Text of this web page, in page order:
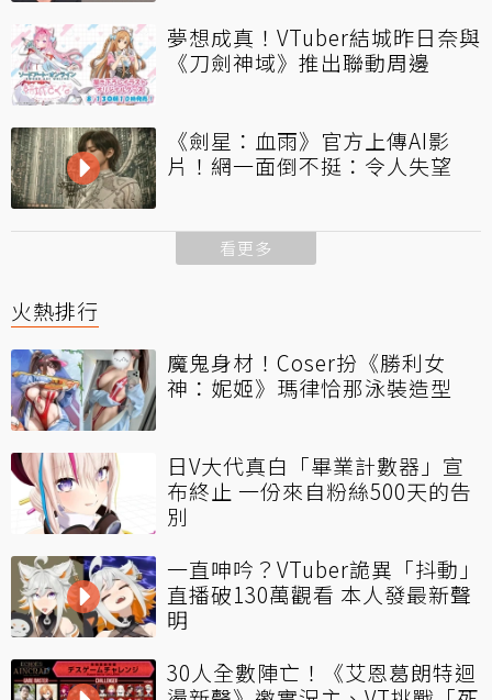
夢想成真！VTuber結城昨日奈與
《刀劍神域》推出聯動周邊
《劍星：血雨》官方上傳AI影
片！網一面倒不挺：令人失望
看更多
火熱排行
魔鬼身材！Coser扮《勝利女
神：妮姬》瑪律恰那泳裝造型
日V大代真白「畢業計數器」宣
布終止 一份來自粉絲500天的告
別
一直呻吟？VTuber詭異「抖動」
直播破130萬觀看 本人發最新聲
明
30人全數陣亡！《艾恩葛朗特迴